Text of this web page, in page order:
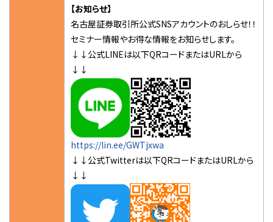
【お知らせ】
名古屋証券取引所公式SNSアカウントのおしらせ！！
セミナー情報やお得な情報をお知らせします。
↓↓公式LINEは以下QRコードまたはURLから
↓↓
https://lin.ee/GWTjxwa
↓↓公式Twitterは以下QRコードまたはURLから
↓↓